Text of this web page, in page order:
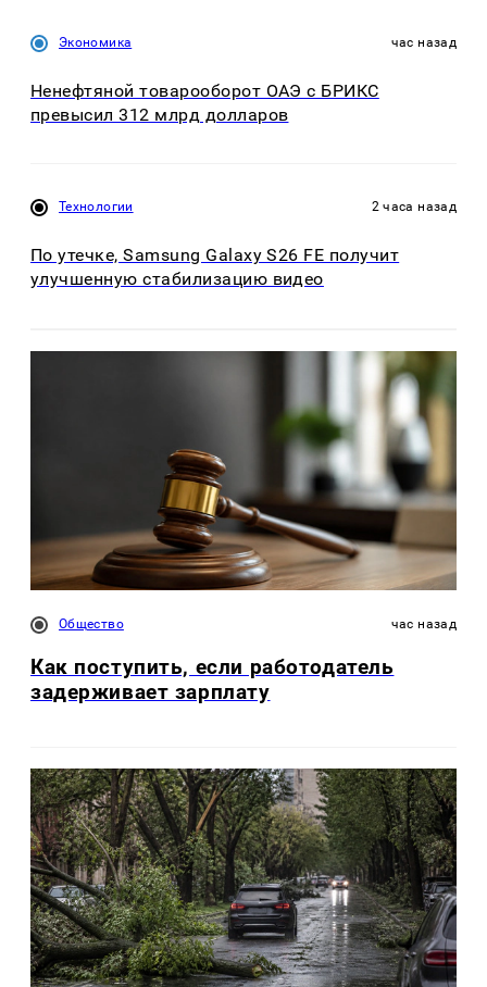
Экономика час назад
Ненефтяной товарооборот ОАЭ с БРИКС
превысил 312 млрд долларов
Технологии 2 часа назад
По утечке, Samsung Galaxy S26 FE получит
улучшенную стабилизацию видео
Общество час назад
Как поступить, если работодатель
задерживает зарплату